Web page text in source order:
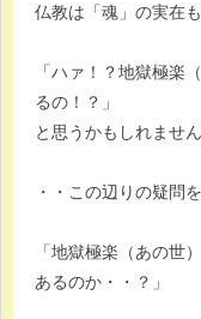
仏教は「魂」の実在
「ハァ！？地獄極楽
るの！？」
と思うかもしれません
・・この辺りの疑問
「地獄極楽（あの世
あるのか・・？」